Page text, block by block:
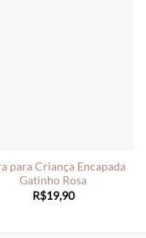
para Criança Encapada
Gatinho Rosa
R$19,90